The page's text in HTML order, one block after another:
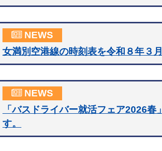
NEWS
女満別空港線の時刻表を令和８年３
NEWS
「バスドライバー就活フェア2026
す。